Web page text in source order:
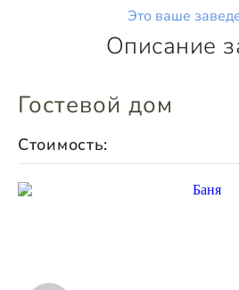
Это ваше
Описание
Гостевой дом
Стоимость: